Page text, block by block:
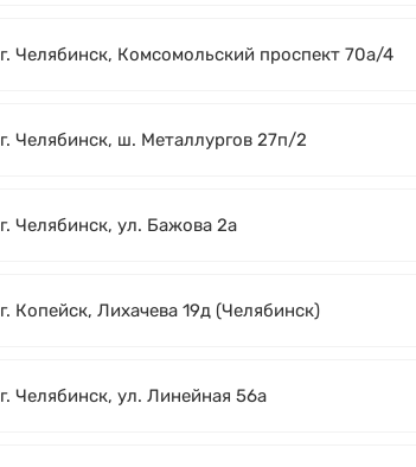
г. Челябинск, Комсомольский проспект 70а/4
г. Челябинск, ш. Металлургов 27п/2
г. Челябинск, ул. Бажова 2а
г. Копейск, Лихачева 19д (Челябинск)
г. Челябинск, ул. Линейная 56а